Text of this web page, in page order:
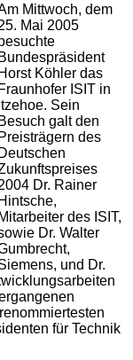
Mittwoch, dem
Mai 2005
besuchte
Bundespräsident
Horst Köhler das
Fraunhofer ISIT in
Itzehoe. Sein
Besuch galt den
Preisträgern des
Deutschen
Dr. Rainer
Hintsche,
Mitarbeiter des ISIT,
Dr. Walter
und Dr.
für Technik